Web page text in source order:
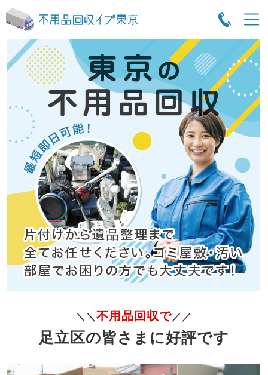
＼＼ 不用品回収で／／
足立区の皆さまに好評です